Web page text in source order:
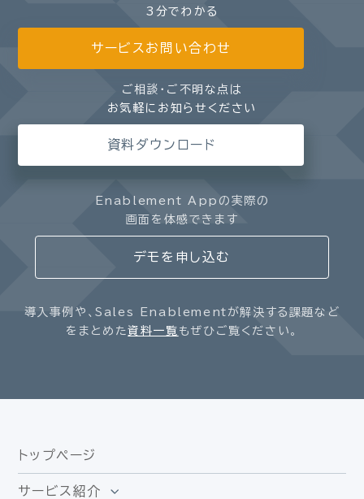
3分でわかる
サービスお問い合わせ
ご相談・ご不明な点は
お気軽にお知らせください
資料ダウンロード
Enablement Appの実際の
画面を体感できます
デモを申し込む
導入事例や、Sales Enablementが解決する課題など
をまとめた資料一覧 もぜひご覧ください。
トップページ
サービス紹介